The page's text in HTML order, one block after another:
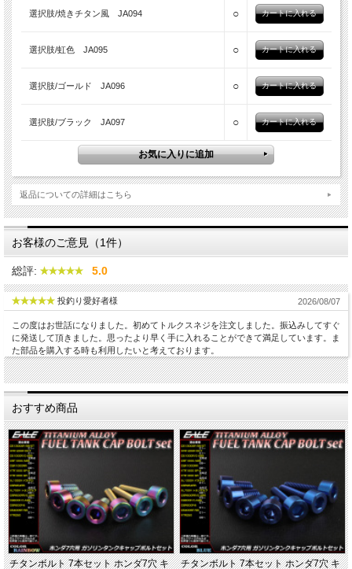
選択肢/焼きチタン風 JA094 ○
選択肢/虹色 JA095 ○
選択肢/ゴールド JA096 ○
選択肢/ブラック JA097 ○
返品についての詳細はこちら
お客様のご意見（1件）
総評: 5.0
投釣り愛好者様 2026/08/07
この度はお世話になりました。初めてトルクスネジを注文しました。振込みしてすぐ
に発送して頂きました。思ったより早く手に入れることができて満足しています。ま
た部品を購入する時も利用したいと考えております。
おすすめ商品
チタンボルト 7本セット ホンダ7穴 キ
チタンボルト 7本セット ホンダ7穴 キ